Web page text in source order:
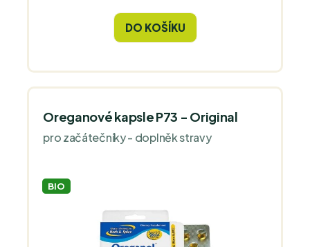
Pro oslazení se používá jetelový med a
prášek z řepné šťávy.DO KOŠÍKU
Oreganové kapsle P73 - Original
pro začátečníky - doplněk stravy
BIO